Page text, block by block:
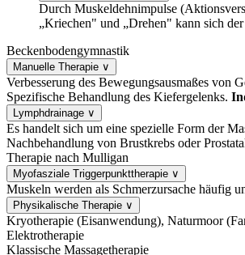
Durch Muskeldehnimpulse
„Kriechen" und „Drehen" kann sich
Beckenbodengymnastik
Manuelle Therapie ∨
Verbesserung des Bewegungsausmaßes von
Spezifische Behandlung des Kiefergelenks.
Lymphdrainage ∨
Es handelt sich um eine spezielle Form der
Nachbehandlung von Brustkrebs oder
Therapie nach Mulligan
Myofasziale Triggerpunkttherapie ∨
Muskeln werden als Schmerzursache häufig
Physikalische Therapie ∨
Kryotherapie (Eisanwendung), Naturmoor
Elektrotherapie
Klassische Massagetherapie